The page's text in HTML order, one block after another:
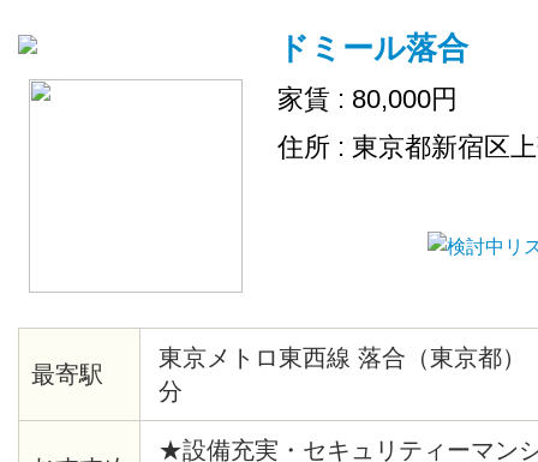
敷地内ごみ置き場、ネット使用料
ドミール落合
家賃 : 80,000円
住所 : 東京都新宿区
最寄駅
東京メトロ東西線 落合（東京都
分
★設備充実・セキュリティーマ